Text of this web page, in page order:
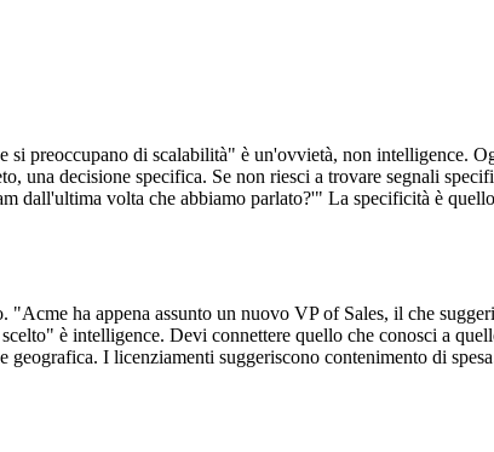
si preoccupano di scalabilità" è un'ovvietà, non intelligence.
una decisione specifica. Se non riesci a trovare segnali
volta che abbiamo parlato?'" La specificità è
ha appena assunto un nuovo VP of Sales, il che
è intelligence. Devi connettere quello che conosci a
I licenziamenti suggeriscono contenimento di